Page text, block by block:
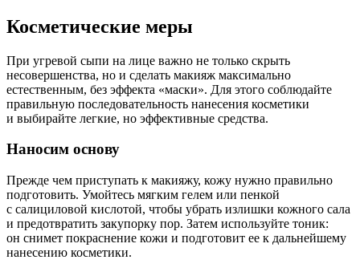
Косметические меры
При угревой сыпи на лице важно не только скрыть
несовершенства, но и сделать макияж максимально
естественным, без эффекта «маски». Для этого соблюдайте
правильную последовательность нанесения косметики
и выбирайте легкие, но эффективные средства.
Наносим основу
Прежде чем приступать к макияжу, кожу нужно правильно
подготовить. Умойтесь мягким гелем или пенкой
с салициловой кислотой, чтобы убрать излишки кожного сала
и предотвратить закупорку пор. Затем используйте тоник:
он снимет покраснение кожи и подготовит ее к дальнейшему
нанесению косметики.